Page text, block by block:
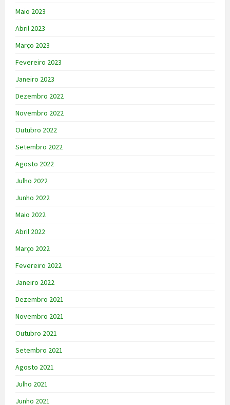
Maio 2023
Abril 2023
Março 2023
Fevereiro 2023
Janeiro 2023
Dezembro 2022
Novembro 2022
Outubro 2022
Setembro 2022
Agosto 2022
Julho 2022
Junho 2022
Maio 2022
Abril 2022
Março 2022
Fevereiro 2022
Janeiro 2022
Dezembro 2021
Novembro 2021
Outubro 2021
Setembro 2021
Agosto 2021
Julho 2021
Junho 2021